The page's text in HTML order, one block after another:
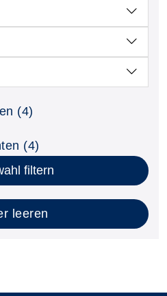
(4)
(4)
filtern
leeren